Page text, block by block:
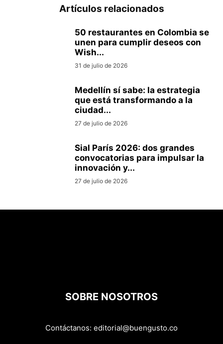
Artículos relacionados
50 restaurantes en Colombia se
unen para cumplir deseos con
Wish...
31 de julio de 2026
Medellín sí sabe: la estrategia
que está transformando a la
ciudad...
27 de julio de 2026
Sial París 2026: dos grandes
convocatorias para impulsar la
innovación y...
27 de julio de 2026
SOBRE NOSOTROS
Contáctanos: editorial@buengusto.co